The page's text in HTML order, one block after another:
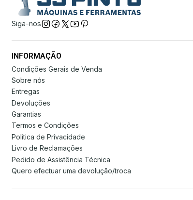
Siga-nos
INFORMAÇÃO
Condições Gerais de Venda
Sobre nós
Entregas
Devoluções
Garantias
Termos e Condições
Política de Privacidade
Livro de Reclamações
Pedido de Assistência Técnica
Quero efectuar uma devolução/troca